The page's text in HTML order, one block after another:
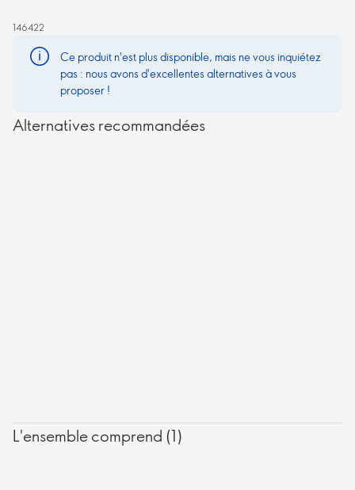
146422
Ce produit n'est plus disponible, mais ne vous inquiétez
pas : nous avons d'excellentes alternatives à vous
proposer !
Alternatives recommandées
L'ensemble comprend (1)